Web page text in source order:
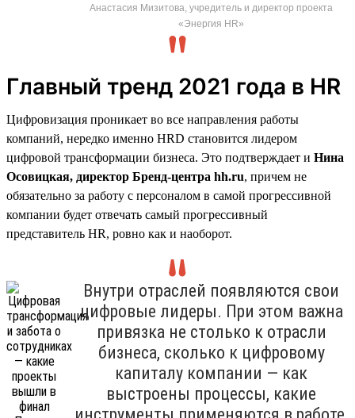
Анастасия Мизитова, учредитель и директор проекта
«Энергия HR»
Главный тренд 2021 года в HR
Цифровизация проникает во все направления работы
компаний, нередко именно HRD становится лидером
цифровой трансформации бизнеса. Это подтверждает и Нина
Осовицкая, директор Бренд-центра hh.ru, причем не
обязательно за работу с персоналом в самой прогрессивной
компании будет отвечать самый прогрессивный
представитель HR, ровно как и наоборот.
Внутри отраслей появляются свои
цифровые лидеры. При этом важна
привязка не столько к отрасли
бизнеса, сколько к цифровому
капиталу компании — как
выстроены процессы, какие